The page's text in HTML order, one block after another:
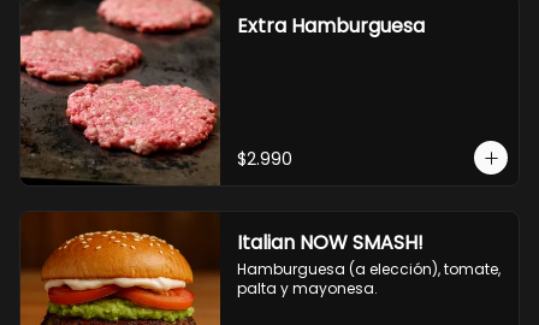
Extra Hamburguesa
$2.990
Italian NOW SMASH!
Hamburguesa (a elección), tomate,
palta y mayonesa.